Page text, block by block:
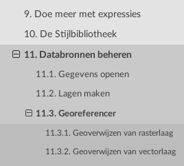
9. Doe meer met expressies
10. De Stijlbibliotheek
11. Databronnen beheren
11.1. Gegevens openen
11.2. Lagen maken
11.3. Georeferencer
11.3.1. Geoverwijzen van rasterlaag
11.3.2. Geoverwijzen van vectorlaag